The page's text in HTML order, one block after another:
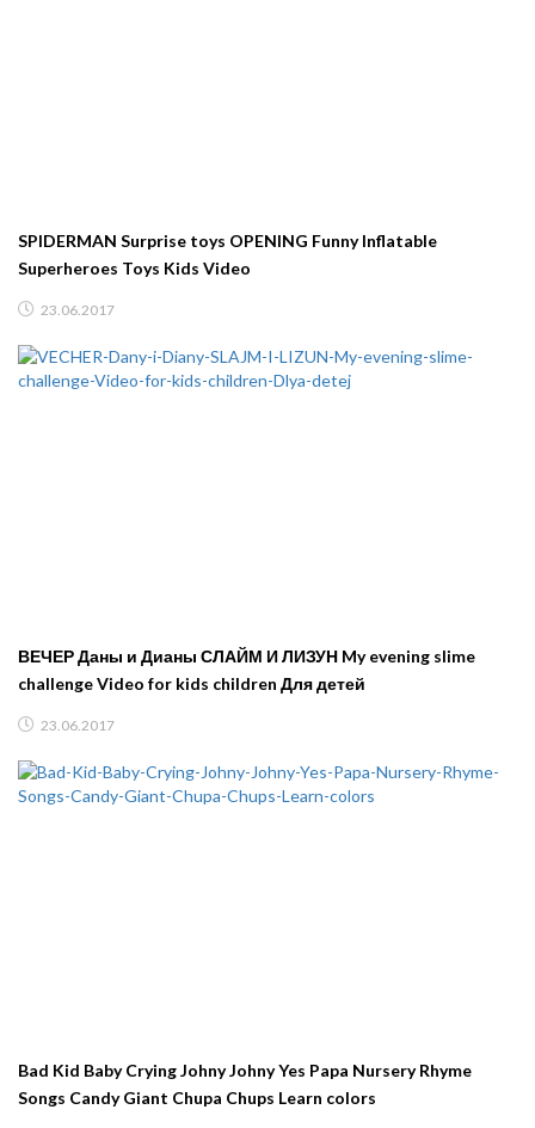
SPIDERMAN Surprise toys OPENING Funny Inflatable
Superheroes Toys Kids Video
23.06.2017
ВЕЧЕР Даны и Дианы СЛАЙМ И ЛИЗУН My evening slime
challenge Video for kids children Для детей
23.06.2017
Bad Kid Baby Crying Johny Johny Yes Papa Nursery Rhyme
Songs Candy Giant Chupa Chups Learn colors